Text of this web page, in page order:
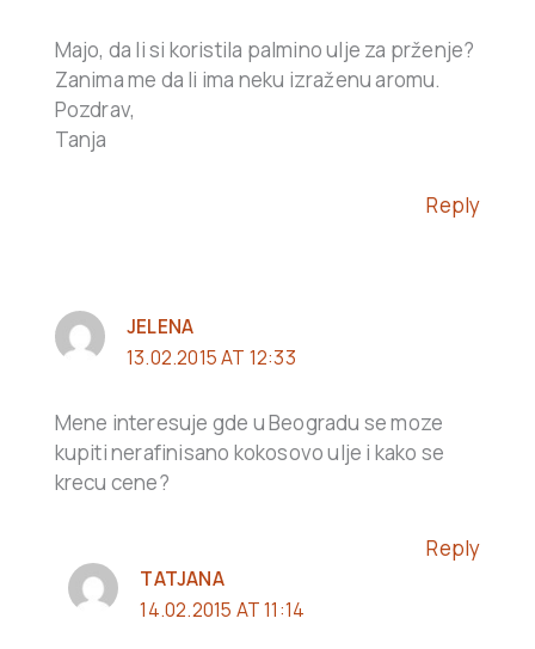
Majo, da li si koristila palmino ulje za prženje?
Zanima me da li ima neku izraženu aromu.
Pozdrav,
Tanja
Reply
JELENA
13.02.2015 AT 12:33
Mene interesuje gde u Beogradu se moze
kupiti nerafinisano kokosovo ulje i kako se
krecu cene?
Reply
TATJANA
14.02.2015 AT 11:14